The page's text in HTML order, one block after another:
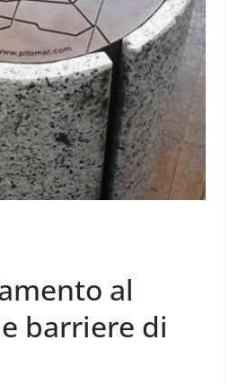
al
barriere di